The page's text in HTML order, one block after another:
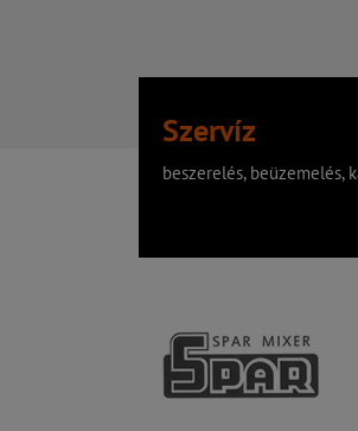
Szervíz
beszerelés, beüzemelés,